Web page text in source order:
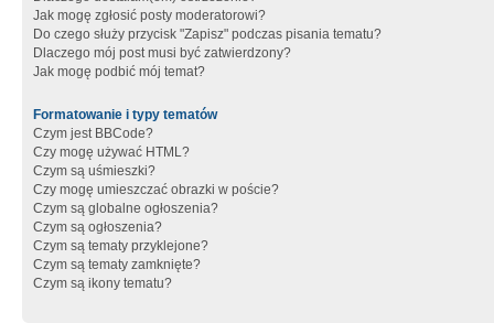
Jak mogę zgłosić posty moderatorowi?
Do czego służy przycisk "Zapisz" podczas pisania tematu?
Dlaczego mój post musi być zatwierdzony?
Jak mogę podbić mój temat?
Formatowanie i typy tematów
Czym jest BBCode?
Czy mogę używać HTML?
Czym są uśmieszki?
Czy mogę umieszczać obrazki w poście?
Czym są globalne ogłoszenia?
Czym są ogłoszenia?
Czym są tematy przyklejone?
Czym są tematy zamknięte?
Czym są ikony tematu?